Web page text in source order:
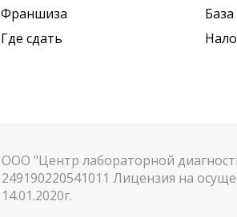
Франшиза
Где сдать
ООО "Центр лабораторной
249190220541011 Лицензия на
14.01.2020г.